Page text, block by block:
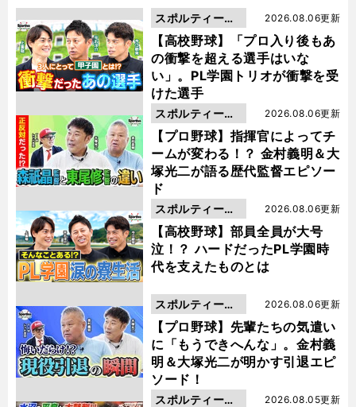
【高校野球】「プロ入り後もあ
の衝撃を超える選手はいな
い」。PL学園トリオが衝撃を受
けた選手
2026.08.06更新
スポルティーバ
動画
【プロ野球】指揮官によってチ
ームが変わる！？ 金村義明＆大
塚光二が語る歴代監督エピソー
ド
2026.08.06更新
スポルティーバ
動画
【高校野球】部員全員が大号
泣！？ ハードだったPL学園時
代を支えたものとは
2026.08.06更新
スポルティーバ
動画
【プロ野球】先輩たちの気遣い
に「もうできへんな」。金村義
明＆大塚光二が明かす引退エピ
ソード！
2026.08.06更新
スポルティーバ
動画
2026.08.05更新
スポルティーバ